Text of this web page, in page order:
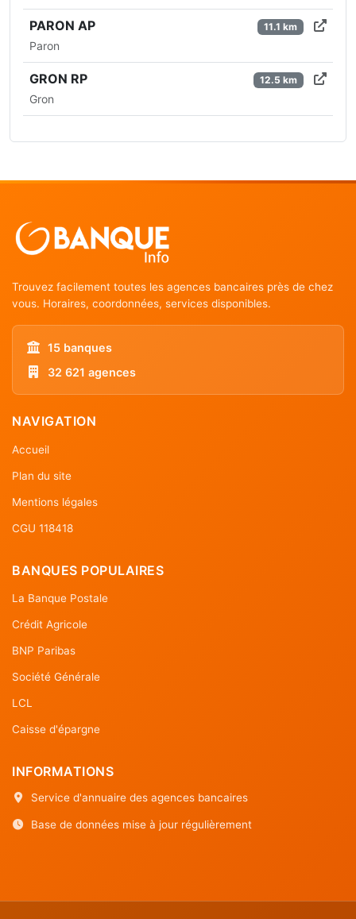
PARON AP
Paron
11.1 km
GRON RP
Gron
12.5 km
Trouvez facilement toutes les agences bancaires près de chez
vous. Horaires, coordonnées, services disponibles.
15 banques
32 621 agences
NAVIGATION
Accueil
Plan du site
Mentions légales
CGU 118418
BANQUES POPULAIRES
La Banque Postale
Crédit Agricole
BNP Paribas
Société Générale
LCL
Caisse d'épargne
INFORMATIONS
Service d'annuaire des agences bancaires
Base de données mise à jour régulièrement